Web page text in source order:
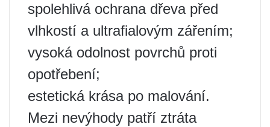
spolehlivá ochrana dřeva před
vlhkostí a ultrafialovým zářením;
vysoká odolnost povrchů proti
opotřebení;
estetická krása po malování.
Mezi nevýhody patří ztráta